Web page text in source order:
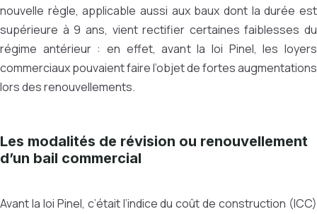
nouvelle règle, applicable aussi aux baux dont la durée est
supérieure à 9 ans, vient rectifier certaines faiblesses du
régime antérieur : en effet, avant la loi Pinel, les loyers
commerciaux pouvaient faire l’objet de fortes augmentations
lors des renouvellements.
Les modalités de révision ou renouvellement
d’un bail commercial
Avant la loi Pinel, c’était l’indice du coût de construction (ICC)